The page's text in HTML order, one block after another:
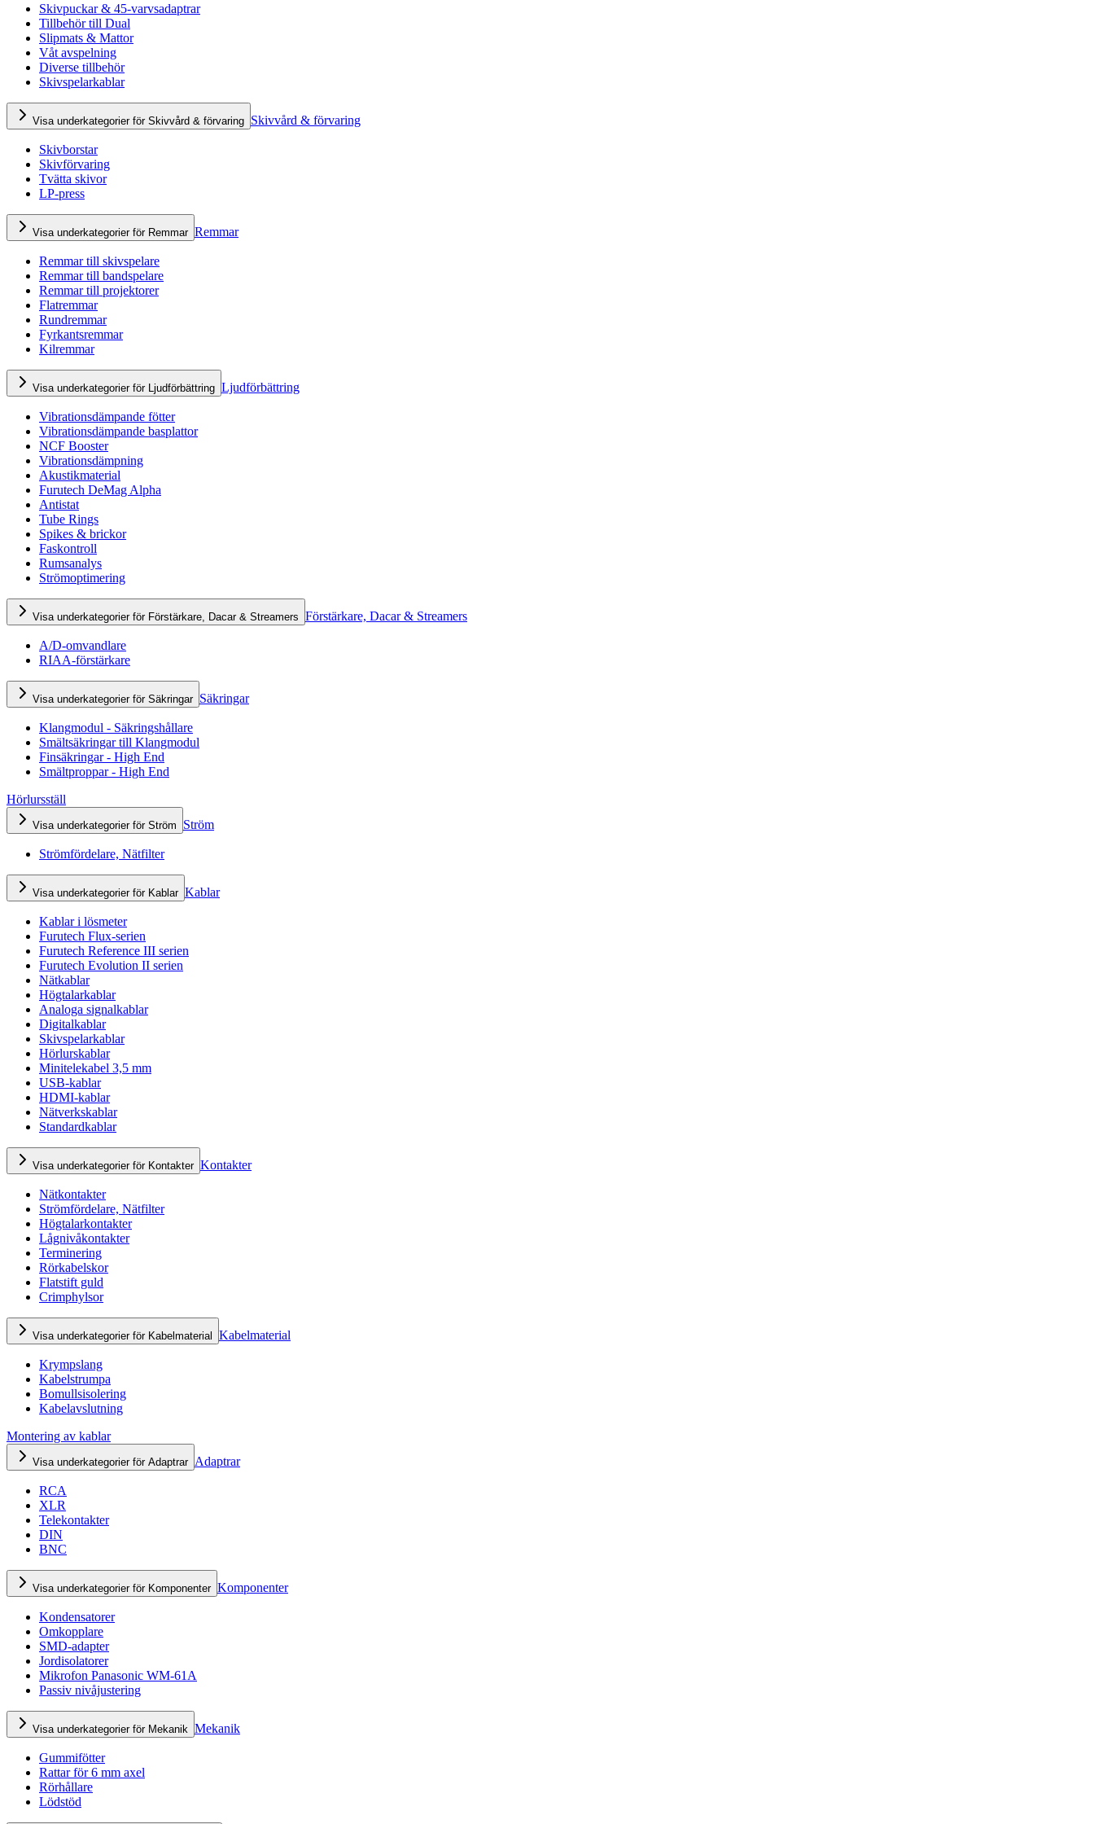
Skivpuckar & 45-varvsadaptrar
Tillbehör till Dual
Slipmats & Mattor
Våt avspelning
Diverse tillbehör
Skivspelarkablar
Visa underkategorier för Skivvård & förvaring Skivvård & förvaring
Skivborstar
Skivförvaring
Tvätta skivor
LP-press
Visa underkategorier för Remmar Remmar
Remmar till skivspelare
Remmar till bandspelare
Remmar till projektorer
Flatremmar
Rundremmar
Fyrkantsremmar
Kilremmar
Visa underkategorier för Ljudförbättring Ljudförbättring
Vibrationsdämpande fötter
Vibrationsdämpande basplattor
NCF Booster
Vibrationsdämpning
Akustikmaterial
Furutech DeMag Alpha
Antistat
Tube Rings
Spikes & brickor
Faskontroll
Rumsanalys
Strömoptimering
Visa underkategorier för Förstärkare, Dacar & Streamers Förstärkare, Dacar & Streamers
A/D-omvandlare
RIAA-förstärkare
Visa underkategorier för Säkringar Säkringar
Klangmodul - Säkringshållare
Smältsäkringar till Klangmodul
Finsäkringar - High End
Smältproppar - High End
Hörlursställ
Visa underkategorier för Ström Ström
Strömfördelare, Nätfilter
Visa underkategorier för Kablar Kablar
Kablar i lösmeter
Furutech Flux-serien
Furutech Reference III serien
Furutech Evolution II serien
Nätkablar
Högtalarkablar
Analoga signalkablar
Digitalkablar
Skivspelarkablar
Hörlurskablar
Minitelekabel 3,5 mm
USB-kablar
HDMI-kablar
Nätverkskablar
Standardkablar
Visa underkategorier för Kontakter Kontakter
Nätkontakter
Strömfördelare, Nätfilter
Högtalarkontakter
Lågnivåkontakter
Terminering
Rörkabelskor
Flatstift guld
Crimphylsor
Visa underkategorier för Kabelmaterial Kabelmaterial
Krympslang
Kabelstrumpa
Bomullsisolering
Kabelavslutning
Montering av kablar
Visa underkategorier för Adaptrar Adaptrar
RCA
XLR
Telekontakter
DIN
BNC
Visa underkategorier för Komponenter Komponenter
Kondensatorer
Omkopplare
SMD-adapter
Jordisolatorer
Mikrofon Panasonic WM-61A
Passiv nivåjustering
Visa underkategorier för Mekanik Mekanik
Gummifötter
Rattar för 6 mm axel
Rörhållare
Lödstöd